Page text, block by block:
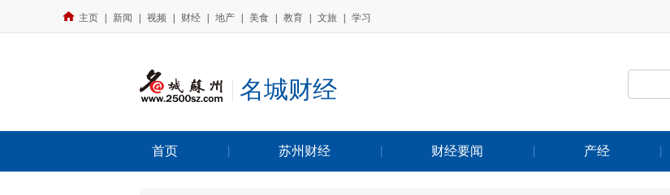
主页 新闻 视频 财经 地产 美食 教育 文旅 学习
名城财经
首页 苏州财经 财经要闻 产经